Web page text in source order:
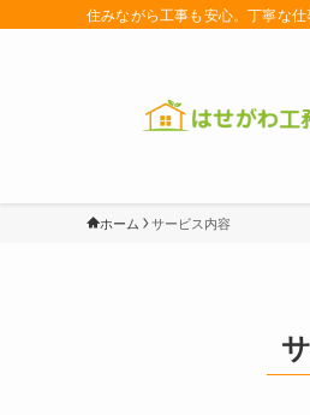
住みながら工事も安心。丁寧な
ホーム サービス内容